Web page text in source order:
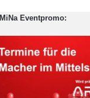
MiNa Eventpromo: